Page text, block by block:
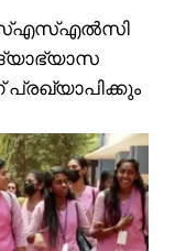
എസ്എസ്എൽസി
പ്രഖ്യാപിക്കും